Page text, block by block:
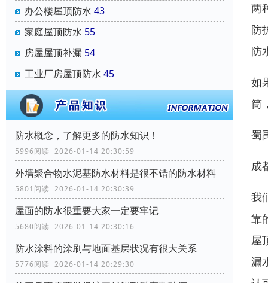
办公楼屋顶防水 43
家庭屋顶防水 55
房屋屋顶补漏 54
工业厂房屋顶防水 45
防水概念，了解更多的防水知识！
5996阅读 2026-01-14 20:30:59
外墙聚合物水泥基防水材料是很不错的防水材料
5801阅读 2026-01-14 20:30:39
屋面的防水很重要大家一定要牢记
5680阅读 2026-01-14 20:30:16
防水涂料的涂刷与地面基层状况有很大关系
5776阅读 2026-01-14 20:29:30
两
防
防
如
筒
蜀
成
我
靠
屋
漏